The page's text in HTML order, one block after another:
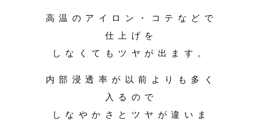
高温のアイロン・コテなどで
仕上げを
しなくてもツヤが出ます。
内部浸透率が以前よりも多く
入るので
しなやかさとツヤが違いま